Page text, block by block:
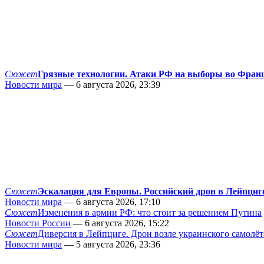
СюжетГрязные технологии. Атаки РФ на выборы во
Новости мира — 6 августа 2026, 23:39
СюжетЭскалация для Европы. Российский дрон в
Новости мира — 6 августа 2026, 17:10
СюжетИзменения в армии РФ: что стоит за решением Путина
Новости России — 6 августа 2026, 15:22
СюжетДиверсия в Лейпциге. Дрон возле украинского
Новости мира — 5 августа 2026, 23:36